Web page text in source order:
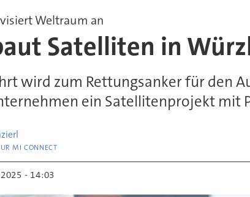
Weltraum an
Satelliten in
wird zum Rettungsanker für den
ein Satellitenprojekt mit
MI CONNECT
- 14:03